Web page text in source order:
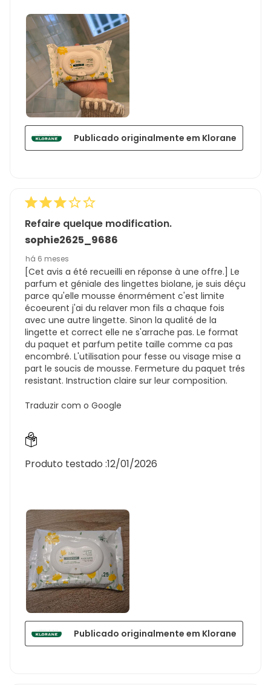
Publicado originalmente em Klorane
Refaire quelque modification.
sophie2625_9686
há 6 meses
[Cet avis a été recueilli en réponse à une offre.] Le
parfum et géniale des lingettes biolane, je suis déçu
parce qu'elle mousse énormément c'est limite
écoeurent j'ai du relaver mon fils a chaque fois
avec une autre lingette. Sinon la qualité de la
lingette et correct elle ne s'arrache pas. Le format
du paquet et parfum petite taille comme ca pas
encombré. L'utilisation pour fesse ou visage mise a
part le soucis de mousse. Fermeture du paquet trés
resistant. Instruction claire sur leur composition.
Traduzir com o Google
Produto testado :12/01/2026
Publicado originalmente em Klorane